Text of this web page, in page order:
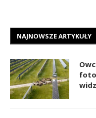
NAJNOWSZE ARTYKUŁY